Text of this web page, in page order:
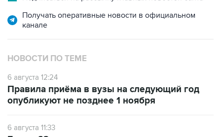
НОВОСТИ ПО ТЕМЕ
6 августа 12:24
опубликуют не позднее 1 ноября
6 августа 11:33
вузах перешли в основной конкурс